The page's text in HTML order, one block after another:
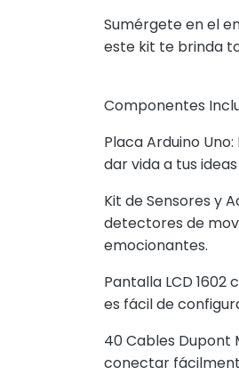
Sumérgete en el
este kit te brinda
Componentes
Placa Arduino Uno:
dar vida a tus
Kit de Sensores y
detectores de
emocionantes.
Pantalla LCD 1602
es fácil de
40 Cables
conectar